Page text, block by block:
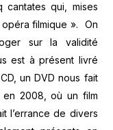
qui, mises
filmique ». On
sur la validité
est à présent livré
un DVD nous fait
en 2008, où un film
l’errance de divers